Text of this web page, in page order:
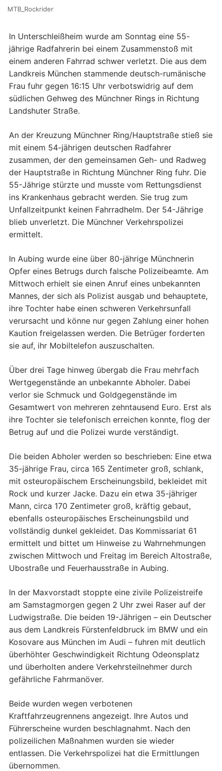
MTB_Rockrider
In Unterschleißheim wurde am Sonntag eine 55-
jährige Radfahrerin bei einem Zusammenstoß mit
einem anderen Fahrrad schwer verletzt. Die aus dem
Landkreis München stammende deutsch-rumänische
Frau fuhr gegen 16:15 Uhr verbotswidrig auf dem
südlichen Gehweg des Münchner Rings in Richtung
Landshuter Straße.
An der Kreuzung Münchner Ring/Hauptstraße stieß sie
mit einem 54-jährigen deutschen Radfahrer
zusammen, der den gemeinsamen Geh- und Radweg
der Hauptstraße in Richtung Münchner Ring fuhr. Die
55-Jährige stürzte und musste vom Rettungsdienst
ins Krankenhaus gebracht werden. Sie trug zum
Unfallzeitpunkt keinen Fahrradhelm. Der 54-Jährige
blieb unverletzt. Die Münchner Verkehrspolizei
ermittelt.
In Aubing wurde eine über 80-jährige Münchnerin
Opfer eines Betrugs durch falsche Polizeibeamte. Am
Mittwoch erhielt sie einen Anruf eines unbekannten
Mannes, der sich als Polizist ausgab und behauptete,
ihre Tochter habe einen schweren Verkehrsunfall
verursacht und könne nur gegen Zahlung einer hohen
Kaution freigelassen werden. Die Betrüger forderten
sie auf, ihr Mobiltelefon auszuschalten.
Über drei Tage hinweg übergab die Frau mehrfach
Wertgegenstände an unbekannte Abholer. Dabei
verlor sie Schmuck und Goldgegenstände im
Gesamtwert von mehreren zehntausend Euro. Erst als
ihre Tochter sie telefonisch erreichen konnte, flog der
Betrug auf und die Polizei wurde verständigt.
Die beiden Abholer werden so beschrieben: Eine etwa
35-jährige Frau, circa 165 Zentimeter groß, schlank,
mit osteuropäischem Erscheinungsbild, bekleidet mit
Rock und kurzer Jacke. Dazu ein etwa 35-jähriger
Mann, circa 170 Zentimeter groß, kräftig gebaut,
ebenfalls osteuropäisches Erscheinungsbild und
vollständig dunkel gekleidet. Das Kommissariat 61
ermittelt und bittet um Hinweise zu Wahrnehmungen
zwischen Mittwoch und Freitag im Bereich Altostraße,
Ubostraße und Feuerhausstraße in Aubing.
In der Maxvorstadt stoppte eine zivile Polizeistreife
am Samstagmorgen gegen 2 Uhr zwei Raser auf der
Ludwigstraße. Die beiden 19-Jährigen – ein Deutscher
aus dem Landkreis Fürstenfeldbruck im BMW und ein
Kosovare aus München im Audi – fuhren mit deutlich
überhöhter Geschwindigkeit Richtung Odeonsplatz
und überholten andere Verkehrsteilnehmer durch
gefährliche Fahrmanöver.
Beide wurden wegen verbotenen
Kraftfahrzeugrennens angezeigt. Ihre Autos und
Führerscheine wurden beschlagnahmt. Nach den
polizeilichen Maßnahmen wurden sie wieder
entlassen. Die Verkehrspolizei hat die Ermittlungen
übernommen.